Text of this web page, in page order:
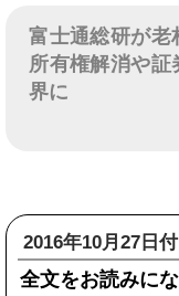
富士通総研が老
所有権解消や証
界に
2016年10月27日
全文をお読みに